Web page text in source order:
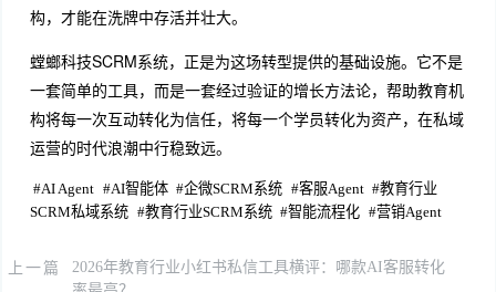
构，才能在洗牌中存活并壮大。
螳螂科技SCRM系统，正是为这场转型提供的基础设施。它不是
一套简单的工具，而是一套经过验证的增长方法论，帮助教育机
构将每一次互动转化为信任，将每一个学员转化为资产，在私域
运营的时代浪潮中行稳致远。
#AI Agent #AI智能体 #企微SCRM系统 #客服Agent #教育行业
SCRM私域系统 #教育行业SCRM系统 #智能流程化 #营销Agent
上一篇
2026年教育行业小红书私信工具横评：哪款AI客服转化